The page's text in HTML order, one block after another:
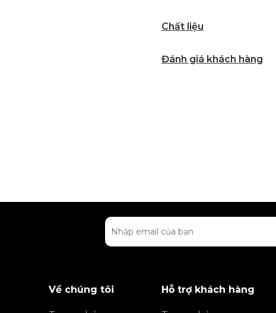
Chất liệu
Đánh giá khách hàng
Về chúng tôi Hỗ trợ khách hàng